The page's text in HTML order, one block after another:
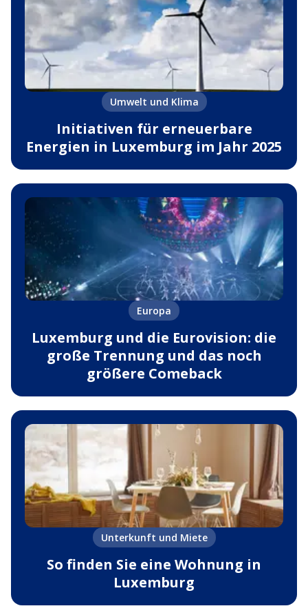
Umwelt und Klima
Initiativen für erneuerbare
Energien in Luxemburg im Jahr 2025
Europa
Luxemburg und die Eurovision: die
große Trennung und das noch
größere Comeback
Unterkunft und Miete
So finden Sie eine Wohnung in
Luxemburg